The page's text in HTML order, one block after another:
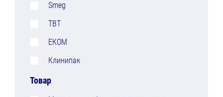
Smeg
TBT
ЕКОМ
Клинипак
Товар